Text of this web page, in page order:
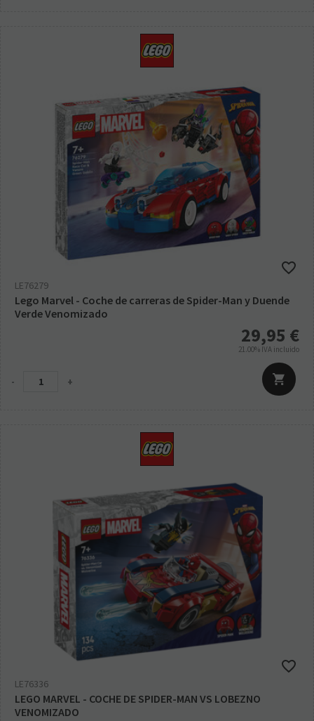
LE76279
Lego Marvel - Coche de carreras de Spider-Man y Duende
Verde Venomizado
29,95 €
21.00% IVA incluido
- +
LE76336
LEGO MARVEL - COCHE DE SPIDER-MAN VS LOBEZNO
VENOMIZADO